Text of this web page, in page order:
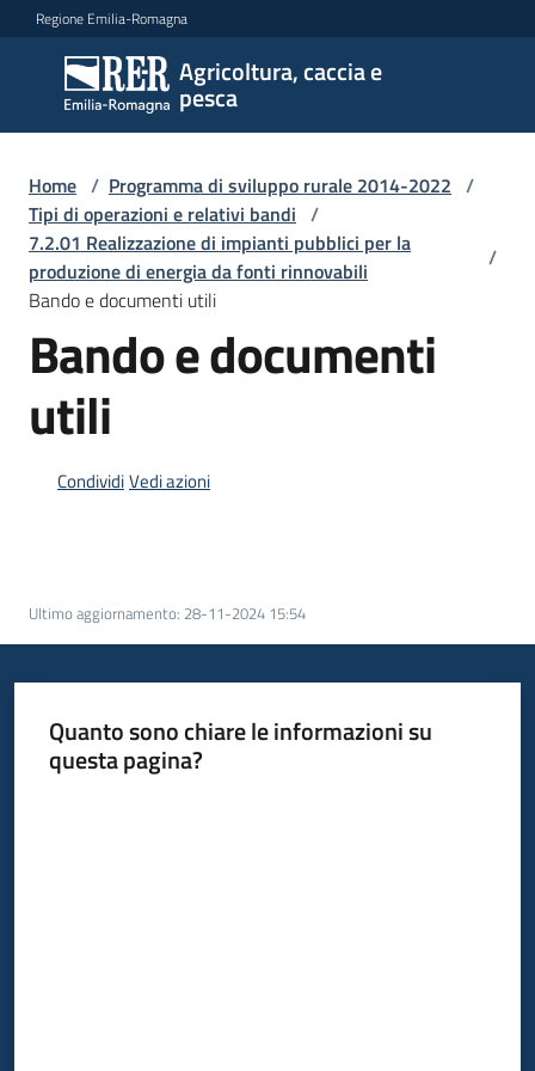
Vai al contenuto
Vai alla navigazione
Vai al footer
Regione Emilia-Romagna
Agricoltura, caccia e
pesca
Agricoltura,
caccia e
pesca
Argomenti
Novità
Servizi
Leggi
Piani
programmi
progetti
Home / Programma di sviluppo rurale 2014-2022 /
Tipi di operazioni e relativi bandi /
7.2.01 Realizzazione di impianti pubblici per la
produzione di energia da fonti rinnovabili
/
Bando e documenti utili
Bando e documenti
utili
CondividiVedi azioni
Ultimo aggiornamento: 28-11-2024 15:54
Quanto sono chiare le informazioni su
questa pagina?